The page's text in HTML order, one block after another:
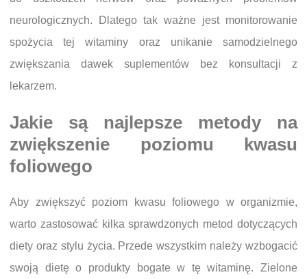
neurologicznych. Dlatego tak ważne jest monitorowanie
spożycia tej witaminy oraz unikanie samodzielnego
zwiększania dawek suplementów bez konsultacji z
lekarzem.
Jakie są najlepsze metody na
zwiększenie poziomu kwasu
foliowego
Aby zwiększyć poziom kwasu foliowego w organizmie,
warto zastosować kilka sprawdzonych metod dotyczących
diety oraz stylu życia. Przede wszystkim należy wzbogacić
swoją dietę o produkty bogate w tę witaminę. Zielone